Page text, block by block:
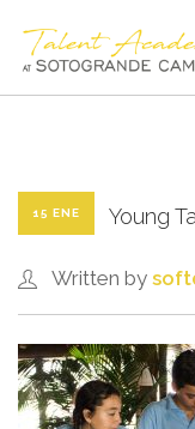
INSTALACIONES Y
BLOG
ESPAÑOL
15 ENE Young
Written by